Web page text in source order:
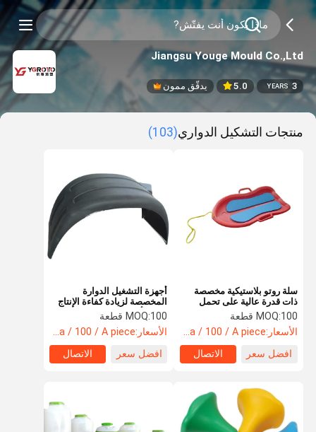
Jiangsu Youge Mould Co.,Ltd
3
YEARS
5.0 يدقّق ممون
منتجات التشكيل الدواري(103)
أجهزة التشغيل الدوارة
المخصصة لزيادة كفاءة الإنتاج
لجميع أنواع المركبات
MOQ:100 قطعة
الأسعار:usa / 100 / A piece
افضل سعر
الاتصال
سلة روتو بلاستيكية مخصصة
ذات قدرة عالية على تحمل
الحمل ومقاومة درجات الحرارة
MOQ:100 قطعة
الأسعار:usa / 100 / A piece
افضل سعر
الاتصال